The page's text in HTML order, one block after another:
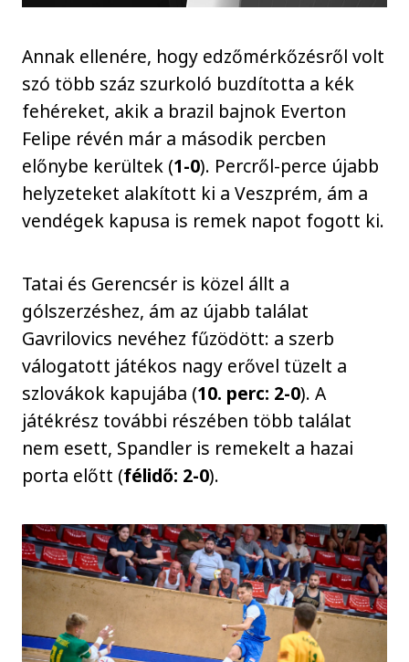
Annak ellenére, hogy edzőmérkőzésről volt
szó több száz szurkoló buzdította a kék
fehéreket, akik a brazil bajnok Everton
Felipe révén már a második percben
előnybe kerültek (1-0). Percről-perce újabb
helyzeteket alakított ki a Veszprém, ám a
vendégek kapusa is remek napot fogott ki.
Tatai és Gerencsér is közel állt a
gólszerzéshez, ám az újabb találat
Gavrilovics nevéhez fűzödött: a szerb
válogatott játékos nagy erővel tüzelt a
szlovákok kapujába (10. perc: 2-0). A
játékrész további részében több találat
nem esett, Spandler is remekelt a hazai
porta előtt (félidő: 2-0).